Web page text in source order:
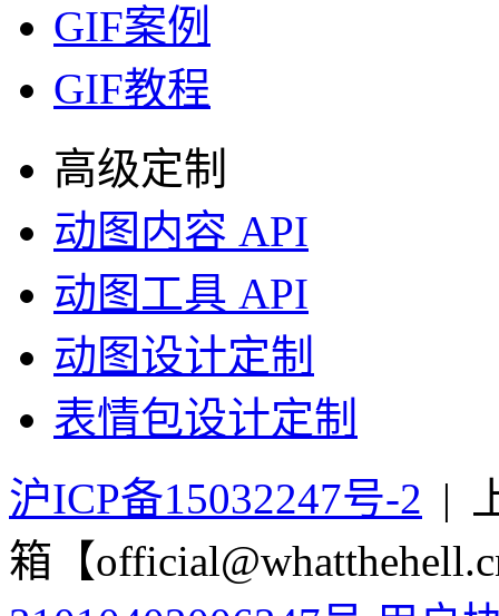
GIF案例
GIF教程
高级定制
动图内容 API
动图工具 API
动图设计定制
表情包设计定制
沪ICP备15032247号-2 |
箱【